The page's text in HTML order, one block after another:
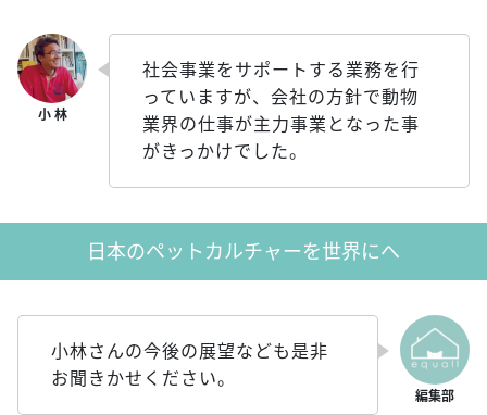
社会事業をサポートする業務を行
っていますが、会社の方針で動物
業界の仕事が主力事業となった事
がきっかけでした。
日本のペットカルチャーを世界にへ
小林さんの今後の展望なども是非
お聞きかせください。